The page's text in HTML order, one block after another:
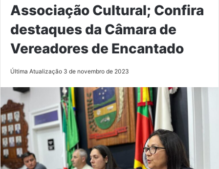
Associação Cultural; Confira
destaques da Câmara de
Vereadores de Encantado
Última Atualização 3 de novembro de 2023